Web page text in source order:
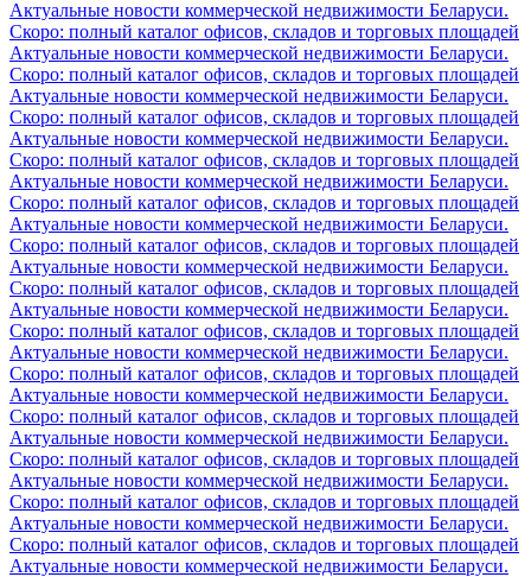
Актуальные новости коммерческой недвижимости Беларуси.
Скоро: полный каталог офисов, складов и торговых площадей
Актуальные новости коммерческой недвижимости Беларуси.
Скоро: полный каталог офисов, складов и торговых площадей
Актуальные новости коммерческой недвижимости Беларуси.
Скоро: полный каталог офисов, складов и торговых площадей
Актуальные новости коммерческой недвижимости Беларуси.
Скоро: полный каталог офисов, складов и торговых площадей
Актуальные новости коммерческой недвижимости Беларуси.
Скоро: полный каталог офисов, складов и торговых площадей
Актуальные новости коммерческой недвижимости Беларуси.
Скоро: полный каталог офисов, складов и торговых площадей
Актуальные новости коммерческой недвижимости Беларуси.
Скоро: полный каталог офисов, складов и торговых площадей
Актуальные новости коммерческой недвижимости Беларуси.
Скоро: полный каталог офисов, складов и торговых площадей
Актуальные новости коммерческой недвижимости Беларуси.
Скоро: полный каталог офисов, складов и торговых площадей
Актуальные новости коммерческой недвижимости Беларуси.
Скоро: полный каталог офисов, складов и торговых площадей
Актуальные новости коммерческой недвижимости Беларуси.
Скоро: полный каталог офисов, складов и торговых площадей
Актуальные новости коммерческой недвижимости Беларуси.
Скоро: полный каталог офисов, складов и торговых площадей
Актуальные новости коммерческой недвижимости Беларуси.
Скоро: полный каталог офисов, складов и торговых площадей
Актуальные новости коммерческой недвижимости Беларуси.